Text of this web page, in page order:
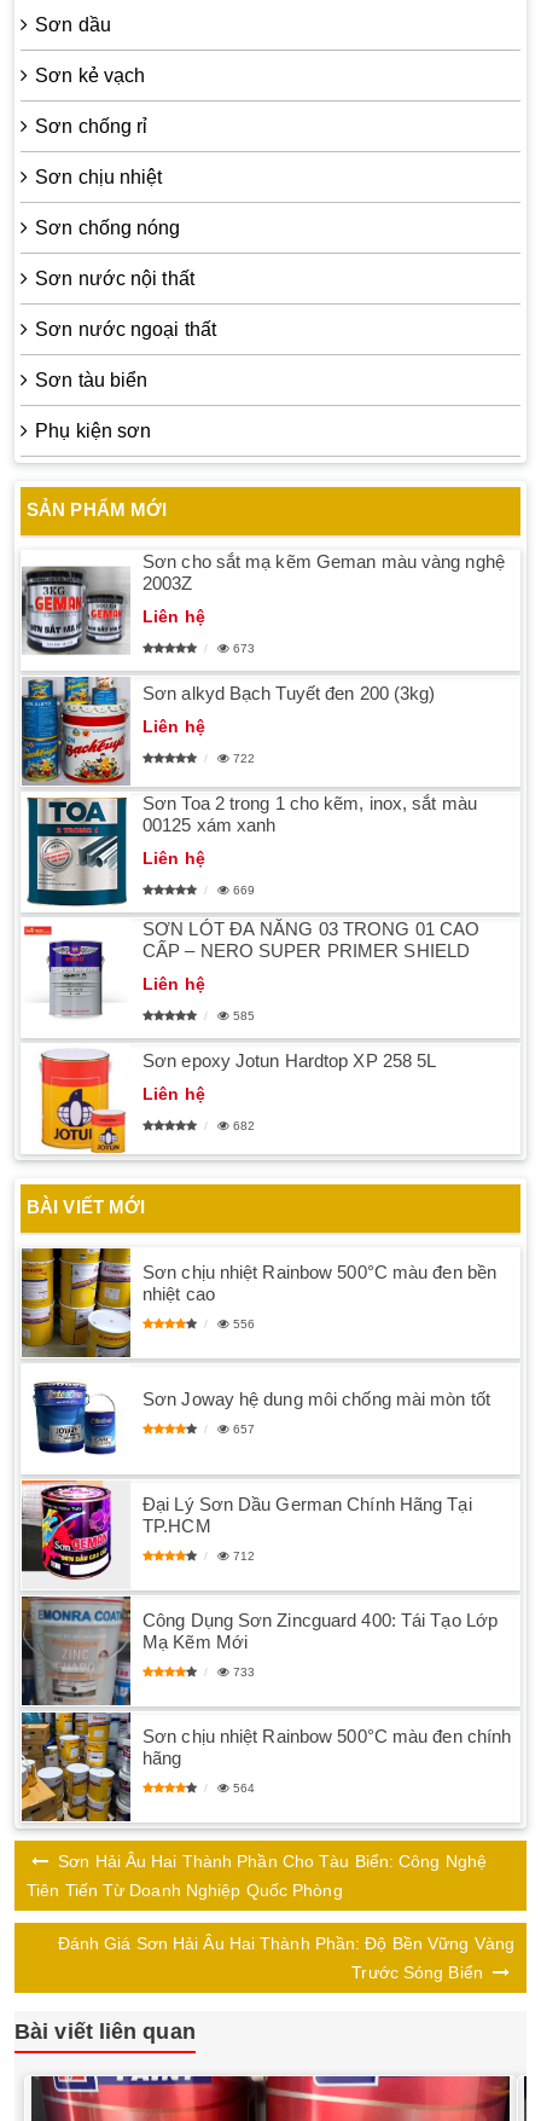
Sơn dầu
Sơn kẻ vạch
Sơn chống rỉ
Sơn chịu nhiệt
Sơn chống nóng
Sơn nước nội thất
Sơn nước ngoại thất
Sơn tàu biển
Phụ kiện sơn
SẢN PHẨM MỚI
Sơn cho sắt mạ kẽm Geman màu vàng nghệ
2003Z
Liên hệ
673
Sơn alkyd Bạch Tuyết đen 200 (3kg)
Liên hệ
722
Sơn Toa 2 trong 1 cho kẽm, inox, sắt màu
00125 xám xanh
Liên hệ
669
SƠN LÓT ĐA NĂNG 03 TRONG 01 CAO
CẤP – NERO SUPER PRIMER SHIELD
Liên hệ
585
Sơn epoxy Jotun Hardtop XP 258 5L
Liên hệ
682
BÀI VIẾT MỚI
Sơn chịu nhiệt Rainbow 500°C màu đen bền
nhiệt cao
556
Sơn Joway hệ dung môi chống mài mòn tốt
657
Đại Lý Sơn Dầu German Chính Hãng Tại
TP.HCM
712
Công Dụng Sơn Zincguard 400: Tái Tạo Lớp
Mạ Kẽm Mới
733
Sơn chịu nhiệt Rainbow 500°C màu đen chính
hãng
564
Sơn Hải Âu Hai Thành Phần Cho Tàu Biển: Công Nghệ
Tiên Tiến Từ Doanh Nghiệp Quốc Phòng
Đánh Giá Sơn Hải Âu Hai Thành Phần: Độ Bền Vững Vàng
Trước Sóng Biển
Bài viết liên quan